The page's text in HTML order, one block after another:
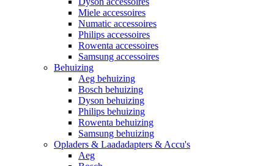
Miele accessoires
Numatic accessoires
Philips accessoires
Rowenta accessoires
Samsung accessoires
Behuizing
Aeg behuizing
Bosch behuizing
Dyson behuizing
Philips behuizing
Rowenta behuizing
Samsung behuizing
Opladers & Laadadapters & Accu's
Aeg